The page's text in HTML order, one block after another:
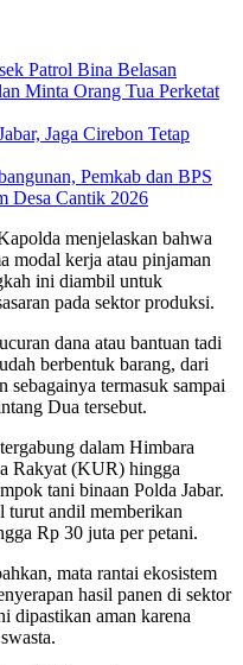
Patrol Bina Belasan
Minta Orang Tua Perketat
Jaga Cirebon Tetap
Pemkab dan BPS
Desa Cantik 2026
menjelaskan bahwa
modal kerja atau pinjaman
ini diambil untuk
pada sektor produksi.
dana atau bantuan tadi
berbentuk barang, dari
termasuk sampai
Dua tersebut.
dalam Himbara
Rakyat (KUR) hingga
tani binaan Polda Jabar.
turut andil memberikan
Rp 30 juta per petani.
mata rantai ekosistem
hasil panen di sektor
dipastikan aman karena